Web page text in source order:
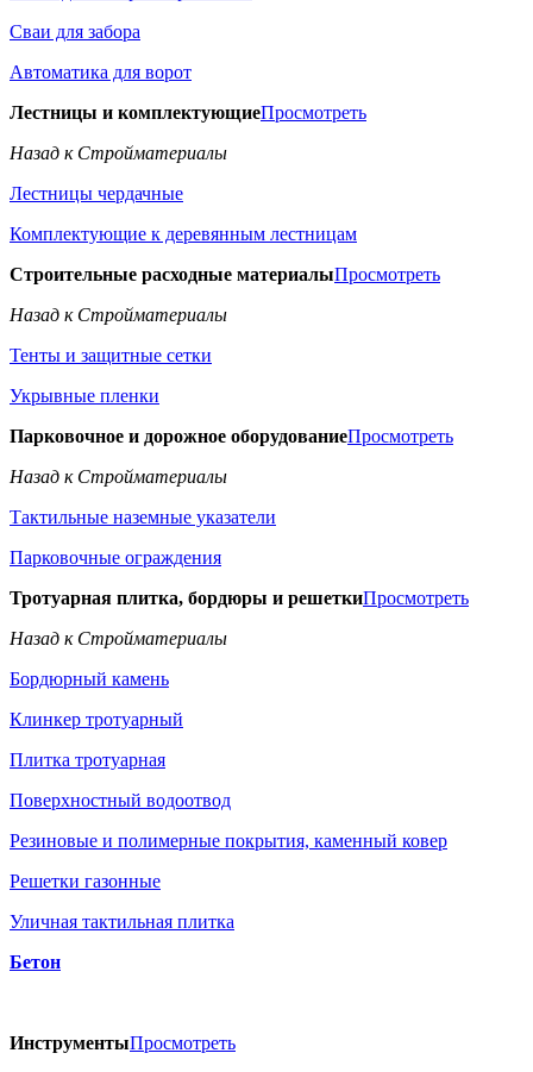
Сваи для забора
Автоматика для ворот
Лестницы и комплектующиеПросмотреть
Назад к Стройматериалы
Лестницы чердачные
Комплектующие к деревянным лестницам
Строительные расходные материалыПросмотреть
Назад к Стройматериалы
Тенты и защитные сетки
Укрывные пленки
Парковочное и дорожное оборудованиеПросмотреть
Назад к Стройматериалы
Тактильные наземные указатели
Парковочные ограждения
Тротуарная плитка, бордюры и решеткиПросмотреть
Назад к Стройматериалы
Бордюрный камень
Клинкер тротуарный
Плитка тротуарная
Поверхностный водоотвод
Резиновые и полимерные покрытия, каменный ковер
Решетки газонные
Уличная тактильная плитка
Бетон
ИнструментыПросмотреть